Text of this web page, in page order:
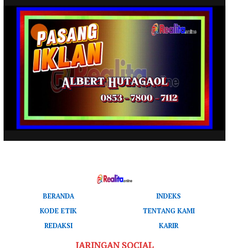
BERANDA
INDEKS
KODE ETIK
TENTANG KAMI
REDAKSI
KARIR
JARINGAN SOCIAL